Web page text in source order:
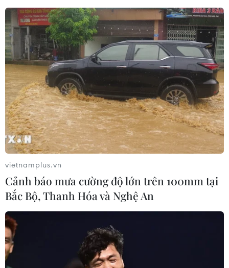
Play
Video
(Nguồn: Vietnam+)
Ngày 11/7, giới chức Y tế Thái Lan cho biết tình
trạng sức khỏe của các thành viên đội bóng
thiếu niên vừa được giải cứu thành công sau
gần 20 ngày mắc kẹt trong hang Tham Luang ở
tỉnh Chiang Rai, miền Bắc nước này, cũng như
các thành viên tham gia chiến dịch cứu hộ đang
được theo dõi sát sao.
Các cậu bé này sẽ được điều trị cách ly trong
bệnh viện cho đến khi các bác sỹ kết luận họ
không bị nhiễm trùng khi ở trong hang./.
vietnamplus.vn
Cảnh báo mưa cường độ lớn trên 100mm tại
Bắc Bộ, Thanh Hóa và Nghệ An